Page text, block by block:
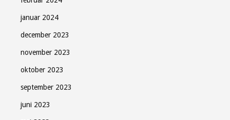
januar 2024
december 2023
november 2023
oktober 2023
september 2023
juni 2023